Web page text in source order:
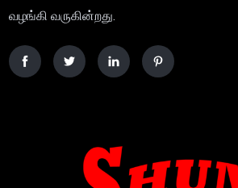
வழங்கி வருகின்றது.